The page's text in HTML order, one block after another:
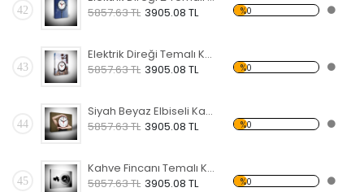
42
5857.63 TL 3905.08 TL %0
43
Elektrik Direği Temalı Kanvas Saat
5857.63 TL 3905.08 TL %0
44
Siyah Beyaz Elbiseli Kadın Temalı Kanvas Saat
5857.63 TL 3905.08 TL %0
45
Kahve Fincanı Temalı Kanvas Saat
5857.63 TL 3905.08 TL %0